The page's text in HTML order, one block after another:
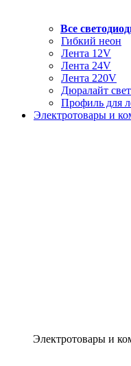
Все
Гибкий неон
Лента 12V
Лента 24V
Лента 220V
Дюралайт
Профиль для
Электротовары и
Электротовары и